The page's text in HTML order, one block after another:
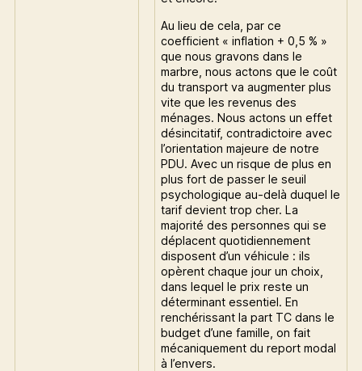
Au lieu de cela, par ce
coefficient « inflation + 0,5 % »
que nous gravons dans le
marbre, nous actons que le coût
du transport va augmenter plus
vite que les revenus des
ménages. Nous actons un effet
désincitatif, contradictoire avec
l’orientation majeure de notre
PDU. Avec un risque de plus en
plus fort de passer le seuil
psychologique au-delà duquel le
tarif devient trop cher. La
majorité des personnes qui se
déplacent quotidiennement
disposent d’un véhicule : ils
opèrent chaque jour un choix,
dans lequel le prix reste un
déterminant essentiel. En
renchérissant la part TC dans le
budget d’une famille, on fait
mécaniquement du report modal
à l’envers.